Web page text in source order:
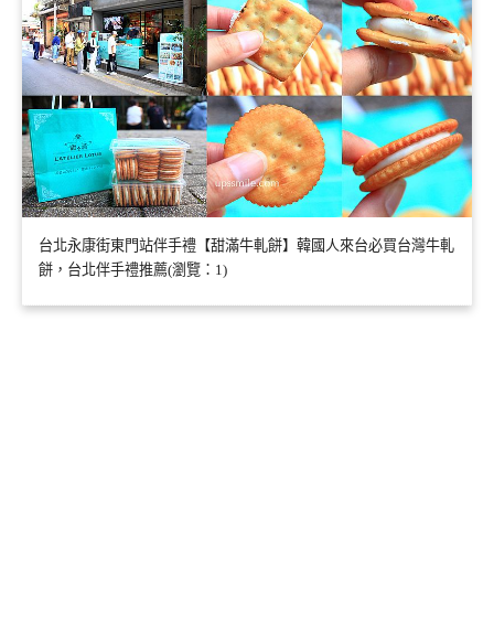
台北永康街東門站伴手禮【甜滿牛軋餅】韓國人來台必買台灣牛軋
餅，台北伴手禮推薦(瀏覽：1)